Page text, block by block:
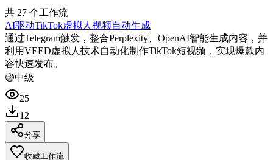
共 27 个工作流
AI驱动TikTok虚拟人视频自动生成
通过Telegram触发，整合Perplexity、OpenAI智能生成内容，并
利用VEED虚拟人技术自动化制作TikTok短视频，实现爆款内
容快速发布。
🟡中级
25
12
分享
收藏工作流